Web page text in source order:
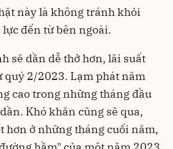
này là không tránh khỏi
đến từ bên ngoài.
sẽ dần dễ thở hơn, lãi suất
quý 2/2023. Lạm phát năm
cao trong những tháng đầu
Khó khăn cũng sẽ qua,
hơn ở những tháng cuối năm,